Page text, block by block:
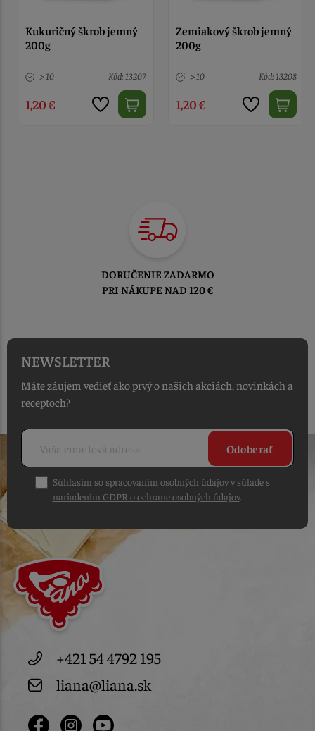
Zemiakový škrob jemný
200g
> 10 Kód: 13208
1,20 €
Rolls mix Liana 500g
> 10 Kód: 1604
2,60 €
TOVAR ODOSIELAME
DO 1-2 PRACOVNÝCH DNÍ
NEWSLETTER
Máte záujem vedieť ako prvý o našich akciách, novinkách a
receptoch?
Odoberať
Súhlasím so spracovaním osobných údajov v súlade s
nariadením GDPR o ochrane osobných údajov.
+421 54 4792 195
liana@liana.sk